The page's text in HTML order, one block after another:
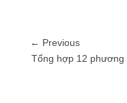
← Previous
Tổng hợp 12 phương